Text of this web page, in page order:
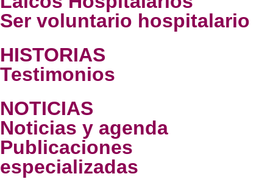
Ser voluntario hospitalario
HISTORIAS
Testimonios
NOTICIAS
Noticias y agenda
Publicaciones
especializadas